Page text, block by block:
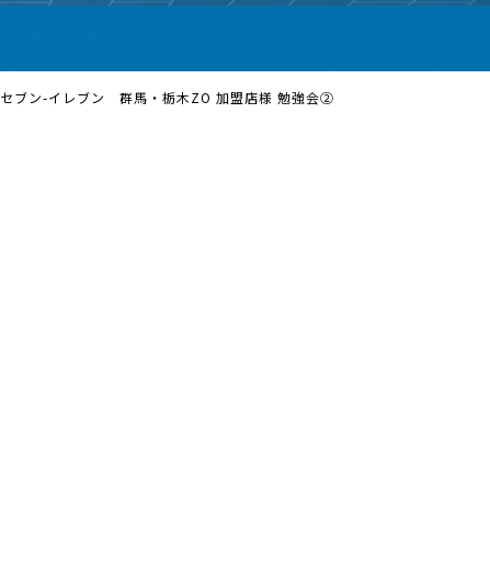
セブン-イレブン 群馬・栃木ZO 加盟店様 勉強会②